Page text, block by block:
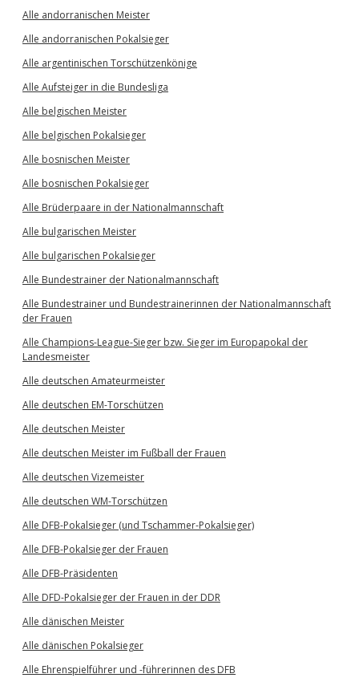
Alle andorranischen Meister
Alle andorranischen Pokalsieger
Alle argentinischen Torschützenkönige
Alle Aufsteiger in die Bundesliga
Alle belgischen Meister
Alle belgischen Pokalsieger
Alle bosnischen Meister
Alle bosnischen Pokalsieger
Alle Brüderpaare in der Nationalmannschaft
Alle bulgarischen Meister
Alle bulgarischen Pokalsieger
Alle Bundestrainer der Nationalmannschaft
Alle Bundestrainer und Bundestrainerinnen der Nationalmannschaft
der Frauen
Alle Champions-League-Sieger bzw. Sieger im Europapokal der
Landesmeister
Alle deutschen Amateurmeister
Alle deutschen EM-Torschützen
Alle deutschen Meister
Alle deutschen Meister im Fußball der Frauen
Alle deutschen Vizemeister
Alle deutschen WM-Torschützen
Alle DFB-Pokalsieger (und Tschammer-Pokalsieger)
Alle DFB-Pokalsieger der Frauen
Alle DFB-Präsidenten
Alle DFD-Pokalsieger der Frauen in der DDR
Alle dänischen Meister
Alle dänischen Pokalsieger
Alle Ehrenspielführer und -führerinnen des DFB